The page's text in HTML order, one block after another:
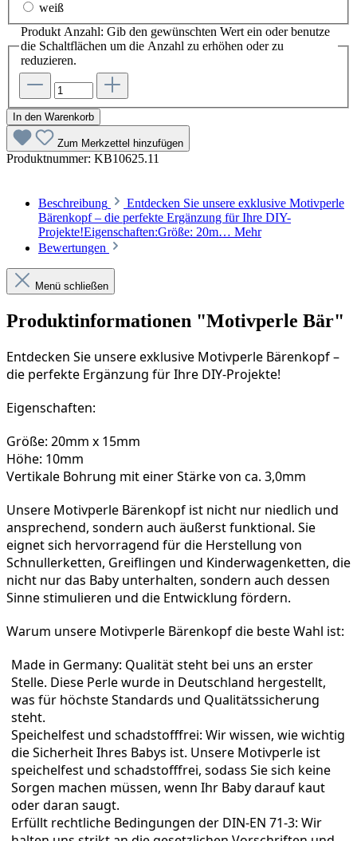
weiß
Produkt Anzahl: Gib den gewünschten Wert ein oder benutze
die Schaltflächen um die Anzahl zu erhöhen oder zu
reduzieren.
In den Warenkorb
Zum Merkzettel hinzufügen
Produktnummer: KB10625.11
Beschreibung
Entdecken Sie unsere exklusive Motivperle
Bärenkopf – die perfekte Ergänzung für Ihre DIY-
Projekte!Eigenschaften:Größe: 20m… Mehr
Bewertungen
Menü schließen
Produktinformationen "Motivperle Bär"
Entdecken Sie unsere exklusive Motivperle Bärenkopf –
die perfekte Ergänzung für Ihre DIY-Projekte!
Eigenschaften:
Größe: 20mm x 15mm
Höhe: 10mm
Vertikale Bohrung mit einer Stärke von ca. 3,0mm
Unsere Motivperle Bärenkopf ist nicht nur niedlich und
ansprechend, sondern auch äußerst funktional. Sie
eignet sich hervorragend für die Herstellung von
Schnullerketten, Greiflingen und Kinderwagenketten, die
nicht nur das Baby unterhalten, sondern auch dessen
Sinne stimulieren und die Entwicklung fördern.
Warum unsere Motivperle Bärenkopf die beste Wahl ist:
Made in Germany: Qualität steht bei uns an erster
Stelle. Diese Perle wurde in Deutschland hergestellt,
was für höchste Standards und Qualitätssicherung
steht.
Speichelfest und schadstofffrei: Wir wissen, wie wichtig
die Sicherheit Ihres Babys ist. Unsere Motivperle ist
speichelfest und schadstofffrei, sodass Sie sich keine
Sorgen machen müssen, wenn Ihr Baby darauf kaut
oder daran saugt.
Erfüllt rechtliche Bedingungen der DIN-EN 71-3: Wir